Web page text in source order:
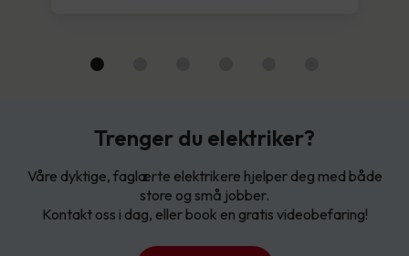
Trenger du elektriker?
Våre dyktige, faglærte elektrikere hjelper deg med både
store og små jobber.
Kontakt oss i dag, eller book en gratis videobefaring!